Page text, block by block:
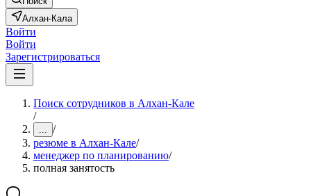
Алхан-Кала
Войти
Войти
Зарегистрироваться
Поиск сотрудников в Алхан-Кале
/
... /
резюме в Алхан-Кале/
менеджер по планированию/
полная занятость